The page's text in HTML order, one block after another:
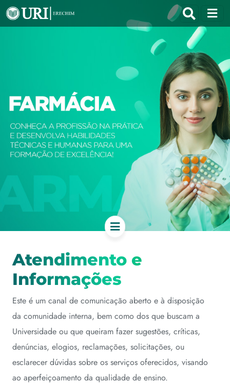
Atendimento e
Informações
Este é um canal de comunicação aberto e à disposição
da comunidade interna, bem como dos que buscam a
Universidade ou que queiram fazer sugestões, críticas,
denúncias, elogios, reclamações, solicitações, ou
esclarecer dúvidas sobre os serviços oferecidos, visando
ao aperfeiçoamento da qualidade de ensino.